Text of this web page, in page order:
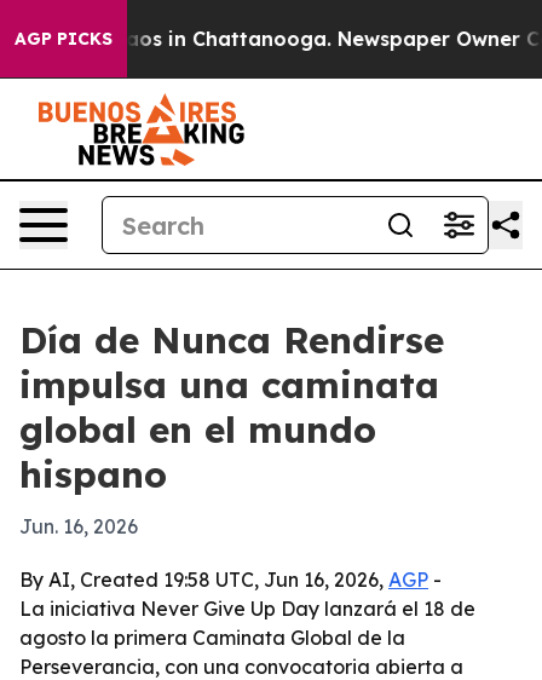
AGP PICKSChaos in Chattanooga. Newspaper Owner
Día de Nunca Rendirse
impulsa una caminata
global en el mundo
hispano
Jun. 16, 2026
By AI, Created 19:58 UTC, Jun 16, 2026, AGP -
La iniciativa Never Give Up Day lanzará el 18 de
agosto la primera Caminata Global de la
Perseverancia, con una convocatoria abierta a